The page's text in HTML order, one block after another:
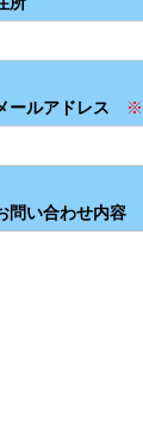
ールアドレス
問い合わせ内容